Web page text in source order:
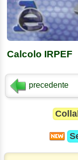
Calcolo IRPEF
precedente